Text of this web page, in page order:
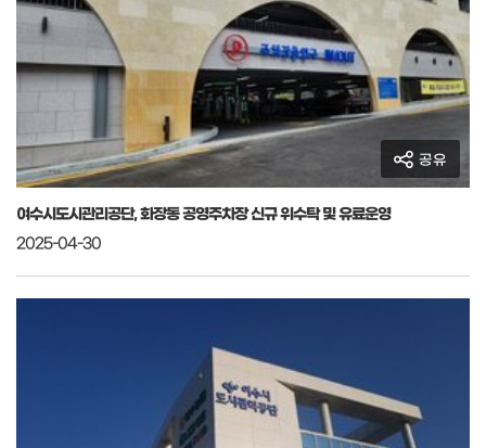
공유
여수시도시관리공단, 화장동 공영주차장 신규 위수탁 및 유료운영
2025-04-30